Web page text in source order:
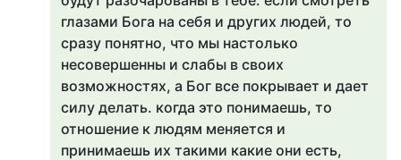
глазами Бога на себя и других людей, то
сразу понятно, что мы настолько
несовершенны и слабы в своих
возможностях, а Бог все покрывает и дает
силу делать. когда это понимаешь, то
отношение к людям меняется и
принимаешь их такими какие они есть,